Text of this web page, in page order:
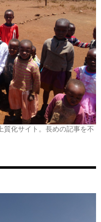
質化サイト。長めの記事を不